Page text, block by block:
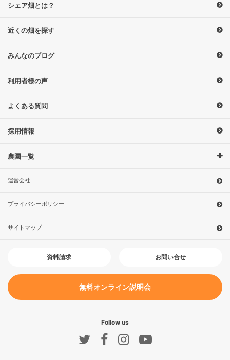
シェア畑とは？
近くの畑を探す
みんなのブログ
利用者様の声
よくある質問
採用情報
農園一覧
運営会社
プライバシーポリシー
サイトマップ
資料請求 お問い合せ
無料オンライン説明会
Follow us